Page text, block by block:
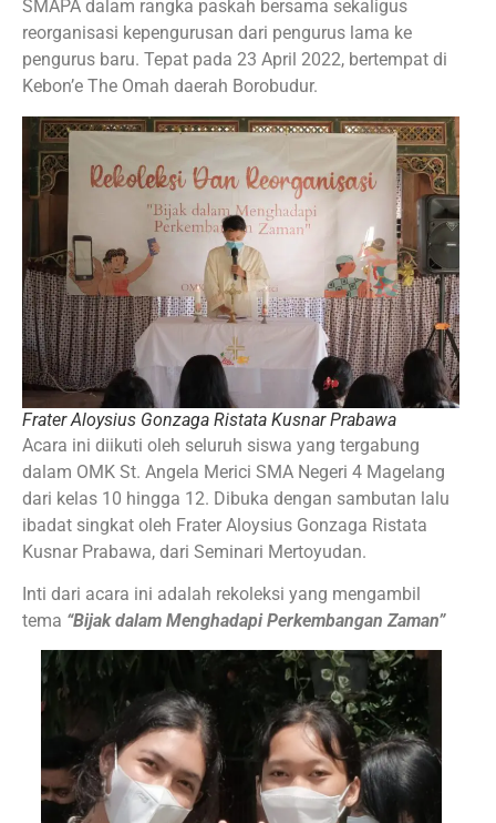
SMAPA dalam rangka paskah bersama sekaligus
reorganisasi kepengurusan dari pengurus lama ke
pengurus baru. Tepat pada 23 April 2022, bertempat di
Kebon’e The Omah daerah Borobudur.
Frater Aloysius Gonzaga Ristata Kusnar Prabawa
Acara ini diikuti oleh seluruh siswa yang tergabung
dalam OMK St. Angela Merici SMA Negeri 4 Magelang
dari kelas 10 hingga 12. Dibuka dengan sambutan lalu
ibadat singkat oleh Frater Aloysius Gonzaga Ristata
Kusnar Prabawa, dari Seminari Mertoyudan.
Inti dari acara ini adalah rekoleksi yang mengambil
tema “Bijak dalam Menghadapi Perkembangan Zaman”